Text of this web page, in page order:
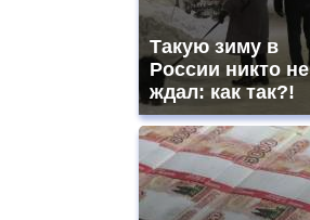
Такую зиму в
России никто не
ждал: как так?!